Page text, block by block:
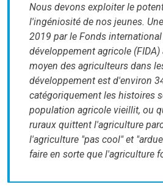
Nous devons exploiter le
l'ingéniosité de nos jeunes.
2019 par le Fonds
développement agricole (FIDA)
moyen des agriculteurs dans
développement est d'environ
catégoriquement les histoires
population agricole vieillit, ou
ruraux quittent l'agriculture
l'agriculture "pas cool" et
faire en sorte que l'agriculture